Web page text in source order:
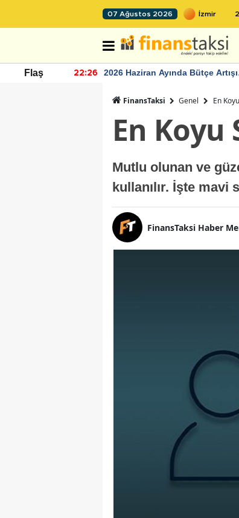
07 Ağustos 2026
Flaş 22:26
2026 Haziran Ayında Bütçe Artışı
FinansTaksi Genel En
En Koyu
Mutlu olunan ve
kullanılır. İşte
FinansTaksi Haber